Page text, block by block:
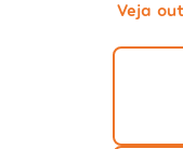
Veja